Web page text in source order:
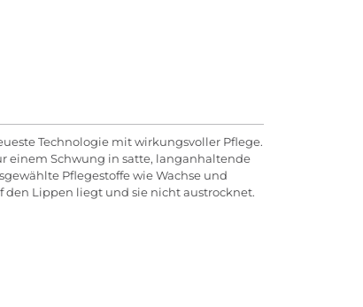
Technologie mit wirkungsvoller Pflege.
einem Schwung in satte, langanhaltende
Pflegestoffe wie Wachse und
den Lippen liegt und sie nicht austrocknet.